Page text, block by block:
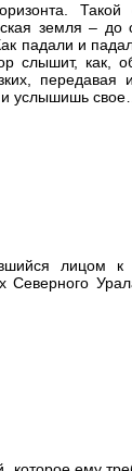
Такой
земля – до
падали и
слышит, как,
передавая
и услышишь свое…
лицом
Северного